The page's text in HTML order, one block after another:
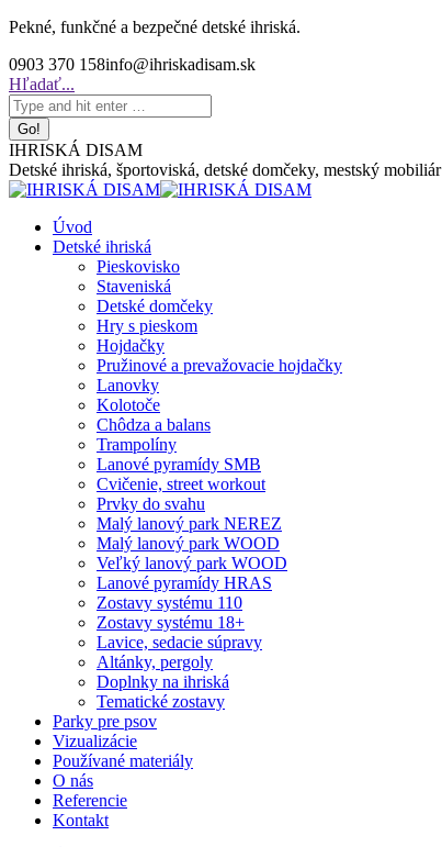
Skip
content
Pekné, funkčné a bezpečné detské ihriská.
0903 370 158info@ihriskadisam.sk
Search:
Hľadať...
IHRISKÁ DISAM
Detské ihriská, športoviská, detské domčeky, mestský mobiliár
Úvod
Detské ihriská
Pieskovisko
Staveniská
Detské domčeky
Hry s pieskom
Hojdačky
Pružinové a prevažovacie hojdačky
Lanovky
Kolotoče
Chôdza a balans
Trampolíny
Lanové pyramídy SMB
Cvičenie, street workout
Prvky do svahu
Malý lanový park NEREZ
Malý lanový park WOOD
Veľký lanový park WOOD
Lanové pyramídy HRAS
Zostavy systému 110
Zostavy systému 18+
Lavice, sedacie súpravy
Altánky, pergoly
Doplnky na ihriská
Tematické zostavy
Parky pre psov
Vizualizácie
Používané materiály
O nás
Referencie
Kontakt